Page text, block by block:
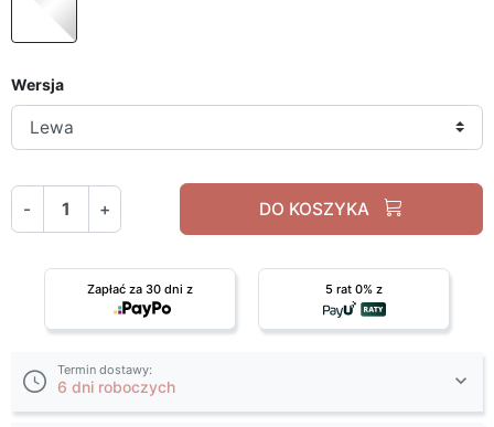
Wersja
- + DO KOSZYKA
Zapłać za 30 dni z 5 rat 0% z
Termin dostawy:
6 dni roboczych